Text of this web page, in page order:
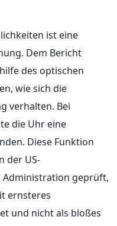
ist eine
Dem Bericht
des optischen
wie sich die
verhalten. Bei
die Uhr eine
Diese Funktion
der US-
Administration geprüft,
ernsteres
und nicht als bloßes